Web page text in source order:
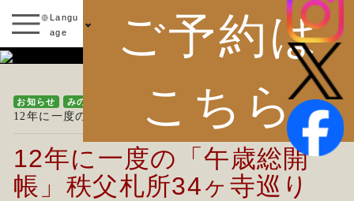
Langu
age
ご予約は
こちら
お知らせ
お知らせ みの山通信&便り
12年に一度の特別な年「秩父札所 午歳総開帳」を巡る旅
12年に一度の「午歳総開
帳」秩父札所34ヶ寺巡り